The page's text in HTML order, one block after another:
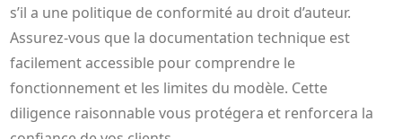
s’il a une politique de conformité au droit d’auteur.
Assurez-vous que la documentation technique est
facilement accessible pour comprendre le
fonctionnement et les limites du modèle. Cette
diligence raisonnable vous protégera et renforcera la